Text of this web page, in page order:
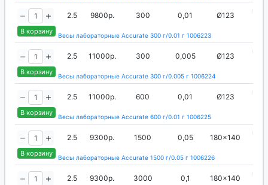
В корзину
2.5 9800р. 300 0,01 Ø123
Весы лабораторные Accurate 300 г/0.01 г 1006223
В корзину
2.5 11000р. 300 0,005 Ø123
Весы лабораторные Accurate 300 г/0.005 г 1006224
В корзину
2.5 11000р. 600 0,01 Ø123
Весы лабораторные Accurate 600 г/0.01 г 1006225
В корзину
2.5 9300р. 1500 0,05 180x140
Весы лабораторные Accurate 1500 г/0.05 г 1006226
2.5 9300р. 3000 0,1 180x140